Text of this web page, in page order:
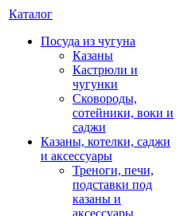
Каталог
Посуда из чугуна
Казаны
Кастрюли и
чугунки
Сковороды,
сотейники, воки и
саджи
Казаны, котелки, саджи
и аксессуары
Треноги, печи,
подставки под
казаны и
аксессуары